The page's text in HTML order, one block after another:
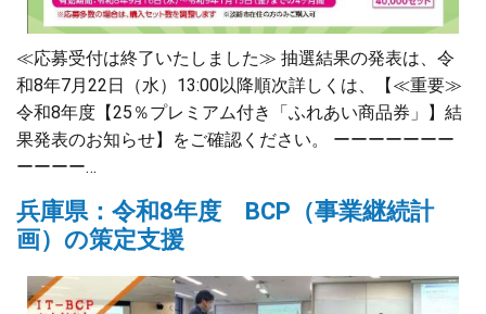
≪応募受付は終了いたしました≫ 抽選結果の発表は、令
和8年7月22日（水）13:00以降順次詳しくは、【≪重要≫
令和8年度【25％プレミアム付き「ふれあい商品券」】結
果発表のお知らせ】をご確認ください。 ーーーーーーー
ーーーー…
兵庫県：令和8年度 BCP（事業継続計
画）の策定支援